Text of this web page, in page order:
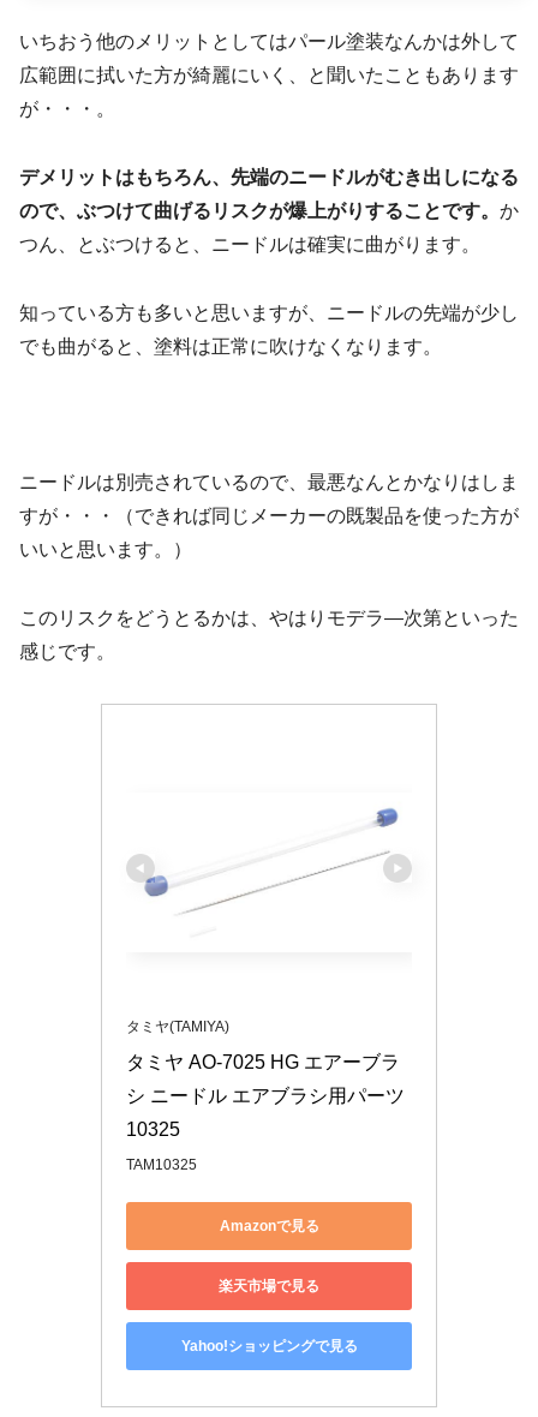
いちおう他のメリットとしてはパール塗装なんかは外して
広範囲に拭いた方が綺麗にいく、と聞いたこともあります
が・・・。
デメリットはもちろん、先端のニードルがむき出しになる
ので、ぶつけて曲げるリスクが爆上がりすることです。 か
つん、とぶつけると、ニードルは確実に曲がります。
知っている方も多いと思いますが、ニードルの先端が少し
でも曲がると、塗料は正常に吹けなくなります。
ニードルは別売されているので、最悪なんとかなりはしま
すが・・・（できれば同じメーカーの既製品を使った方が
いいと思います。）
このリスクをどうとるかは、やはりモデラ―次第といった
感じです。
タミヤ(TAMIYA)
タミヤ AO-7025 HG エアーブラ
シ ニードル エアブラシ用パーツ
10325
TAM10325
Amazonで見る
楽天市場で見る
Yahoo!ショッピングで見る